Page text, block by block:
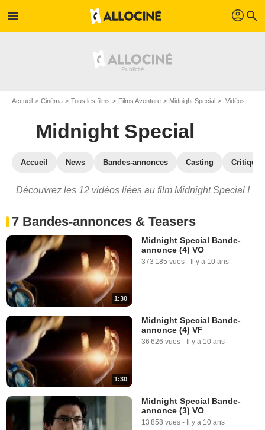
menu profil search
Accueil Cinéma Tous les films Films Aventure Midnight Special Vidéos du film Midnight Special
Midnight Special
Accueil News Bandes-annonces Casting
Découvrez les 12 vidéos liées au film Midnight Special !
7 Bandes-annonces & Teasers
1:30
Midnight Special Bande-
annonce (4) VO
373 185 vues - Il y a 10 ans
1:30
Midnight Special Bande-
annonce (4) VF
36 626 vues - Il y a 10 ans
Midnight Special Bande-
annonce (3) VO
13 858 vues - Il y a 10 ans